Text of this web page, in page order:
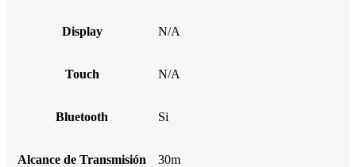
Display N/A
Touch N/A
Bluetooth Si
Alcance de Transmisión 30m